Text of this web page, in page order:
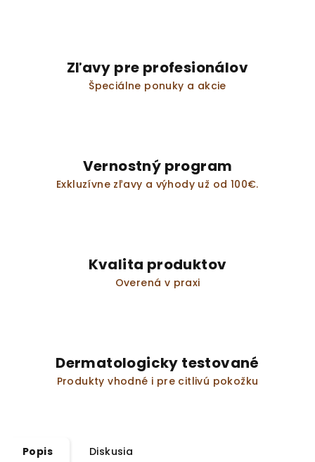
Zľavy pre profesionálov
Špeciálne ponuky a akcie
Vernostný program
Exkluzívne zľavy a výhody už od 100€.
Kvalita produktov
Overená v praxi
Dermatologicky testované
Produkty vhodné i pre citlivú pokožku
Popis Diskusia